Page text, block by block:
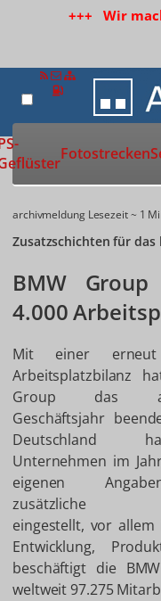
+++ Wir
Fotostrecken
archivmeldung Lesezeit ~ 1
Zusatzschichten für das
BMW
4.000
Mit einer erneut
Arbeitsplatzbilanz
Group das
Geschäftsjahr
Deutschland
Unternehmen im
eigenen
zusätzliche
eingestellt, vor
Entwicklung,
beschäftigt die
weltweit 97.275